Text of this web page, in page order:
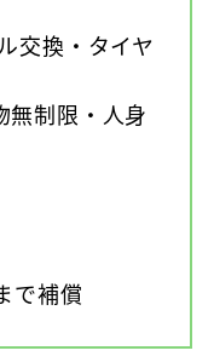
交換・タイヤ
無制限・人身
で補償